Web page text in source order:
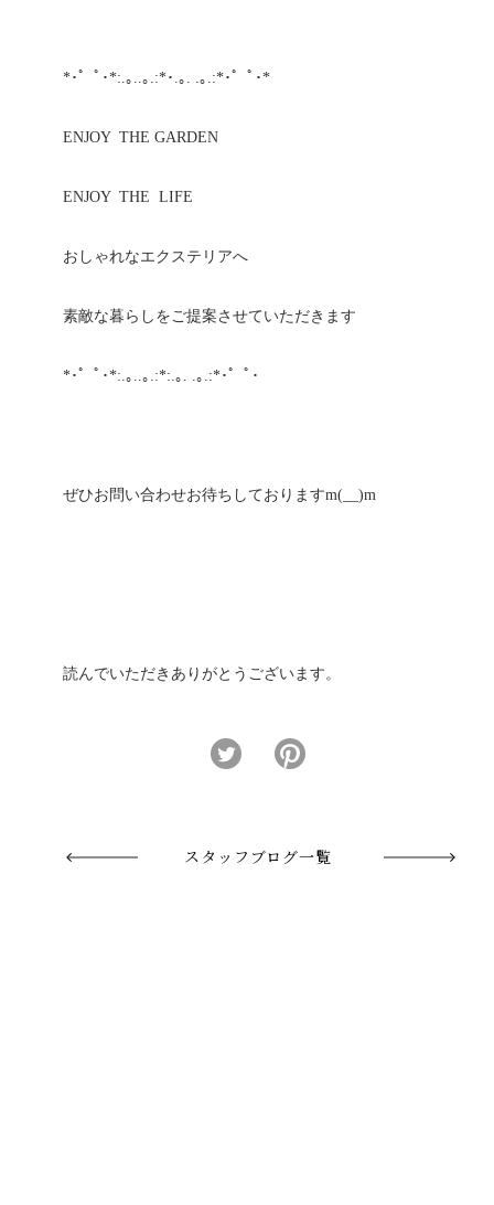
*･゜ﾟ･*:.｡..｡.:*･.｡. .｡.:*･゜ﾟ･*
ENJOY THE GARDEN
ENJOY THE LIFE
おしゃれなエクステリアへ
素敵な暮らしをご提案させていただきます
*･゜ﾟ･*:.｡..｡.:*:.｡. .｡.:*･゜ﾟ･
ぜひお問い合わせお待ちしておりますm(__)m
読んでいただきありがとうございます。
スタッフブログ一覧